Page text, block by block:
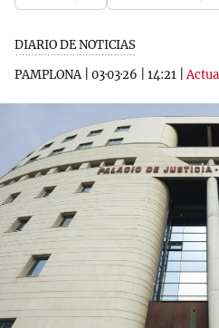
DIARIO DE NOTICIAS
PAMPLONA| 03·03·26 14:21 |